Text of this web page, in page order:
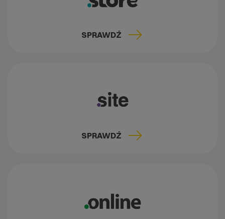
SPRAWDŹ
SPRAWDŹ